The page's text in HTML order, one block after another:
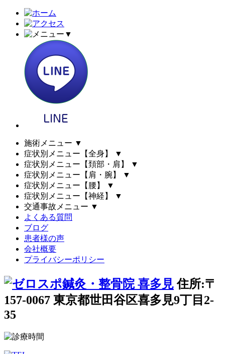
▼
施術メニュー ▼
症状別メニュー【全身】
▼
症状別メニュー【頚部・肩】
▼
症状別メニュー【肩・腕】
▼
症状別メニュー【腰】
▼
症状別メニュー【神経】
▼
交通事故メニュー ▼
よくある質問
ブログ
患者様の声
会社概要
プライバシーポリシー
住所:〒
157-0067 東京都世田谷区喜多見9丁目2-
35